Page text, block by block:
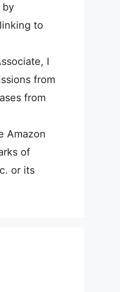
by
to
I
from
from
Amazon
of
or its